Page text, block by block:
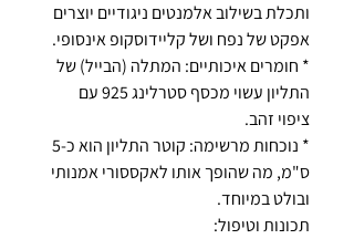
ותכלת בשילוב אלמנטים ניגודיים יוצרים
אפקט של נפח ושל קליידוסקופ אינסופי.
* חומרים איכותיים: המתלה (הבייל) של
התליון עשוי מכסף סטרלינג 925 עם
ציפוי זהב.
* נוכחות מרשימה: קוטר התליון הוא כ-5
ס"מ, מה שהופך אותו לאקססורי אמנותי
ובולט במיוחד.
תכונות וטיפול: